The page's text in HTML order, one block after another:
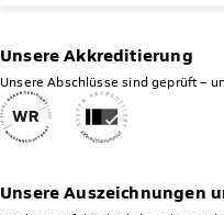
Unsere Akkreditierung
Unsere Abschlüsse sind geprüft –
Unsere Auszeichnungen